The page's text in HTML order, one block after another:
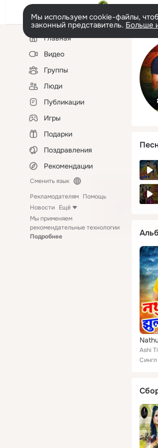
Мы используем cookie-файлы,
законный представитель. Больше
Левая
колонкаГлавная
Видео
Группы
Люди
Публикации
Игры
Подарки
Поздравления
Рекомендации
Сменить язык
Рекламодателям Помощь
Новости Ещё
Мы применяем
рекомендательные технологии
Подробнее
Ashi
Сингл